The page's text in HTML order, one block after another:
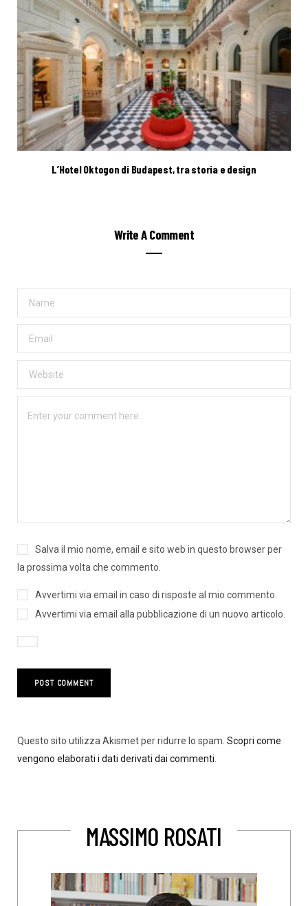
L’Hotel Oktogon di Budapest, tra storia e design
Write A Comment
Salva il mio nome, email e sito web in questo browser per
la prossima volta che commento.
Avvertimi via email in caso di risposte al mio commento.
Avvertimi via email alla pubblicazione di un nuovo articolo.
Questo sito utilizza Akismet per ridurre lo spam. Scopri come
vengono elaborati i dati derivati dai commenti
MASSIMO ROSATI